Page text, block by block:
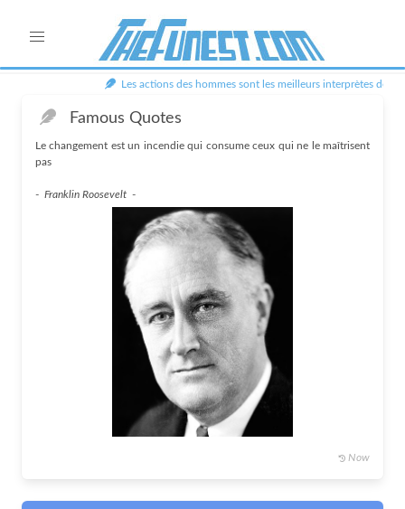
Les actions des hommes sont les meilleurs interprètes de
Famous Quotes
Le changement est un incendie qui consume ceux qui ne le maîtrisent
pas
- Franklin Roosevelt -
Now